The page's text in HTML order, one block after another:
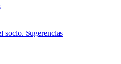
socio. Sugerencias